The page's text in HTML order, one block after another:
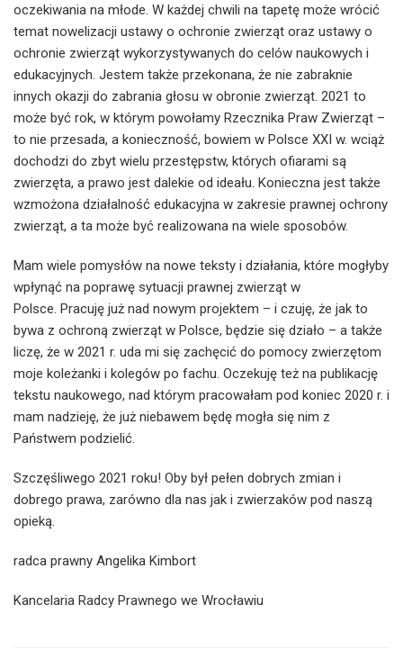
oczekiwania na młode. W każdej chwili na tapetę może wrócić
temat nowelizacji ustawy o ochronie zwierząt oraz ustawy o
ochronie zwierząt wykorzystywanych do celów naukowych i
edukacyjnych. Jestem także przekonana, że nie zabraknie
innych okazji do zabrania głosu w obronie zwierząt. 2021 to
może być rok, w którym powołamy Rzecznika Praw Zwierząt –
to nie przesada, a konieczność, bowiem w Polsce XXI w. wciąż
dochodzi do zbyt wielu przestępstw, których ofiarami są
zwierzęta, a prawo jest dalekie od ideału. Konieczna jest także
wzmożona działalność edukacyjna w zakresie prawnej ochrony
zwierząt, a ta może być realizowana na wiele sposobów.
Mam wiele pomysłów na nowe teksty i działania, które mogłyby
wpłynąć na poprawę sytuacji prawnej zwierząt w
Polsce. Pracuję już nad nowym projektem – i czuję, że jak to
bywa z ochroną zwierząt w Polsce, będzie się działo – a także
liczę, że w 2021 r. uda mi się zachęcić do pomocy zwierzętom
moje koleżanki i kolegów po fachu. Oczekuję też na publikację
tekstu naukowego, nad którym pracowałam pod koniec 2020 r. i
mam nadzieję, że już niebawem będę mogła się nim z
Państwem podzielić.
Szczęśliwego 2021 roku! Oby był pełen dobrych zmian i
dobrego prawa, zarówno dla nas jak i zwierzaków pod naszą
opieką.
radca prawny Angelika Kimbort
Kancelaria Radcy Prawnego we Wrocławiu